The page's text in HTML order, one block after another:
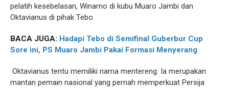
pelatih kesebelasan, Winarno di kubu Muaro Jambi dan
Oktavianus di pihak Tebo.
BACA JUGA: Hadapi Tebo di Semifinal Guberbur Cup
Sore ini, PS Muaro Jambi Pakai Formasi Menyerang
Oktavianus tentu memiliki nama mentereng. Ia merupakan
mantan pemain nasional yang pernah memperkuat Persija